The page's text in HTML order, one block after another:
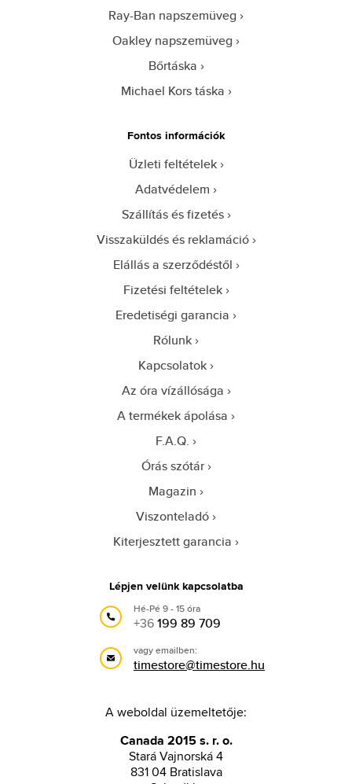
Ray-Ban napszemüveg
Oakley napszemüveg
Bőrtáska
Michael Kors táska
Fontos információk
Üzleti feltételek
Adatvédelem
Szállítás és fizetés
Visszaküldés és reklamáció
Elállás a szerződéstől
Fizetési feltételek
Eredetiségi garancia
Rólunk
Kapcsolatok
Az óra vízállósága
A termékek ápolása
F.A.Q.
Órás szótár
Magazin
Viszonteladó
Kiterjesztett garancia
Lépjen velünk kapcsolatba
Hé-Pé 9 - 15 óra
+36199 89 709
vagy emailben:
timestore@timestore.hu
A weboldal üzemeltetője:
Canada 2015 s. r. o.
Stará Vajnorská 4
831 04 Bratislava